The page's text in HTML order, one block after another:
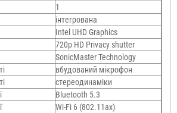
1
інтегрована
Intel UHD Graphics
720p HD Privacy shutter
SonicMaster Technology
вбудований мікрофон
стереодинаміки
Bluetooth 5.3
Wi-Fi 6 (802.11aх)